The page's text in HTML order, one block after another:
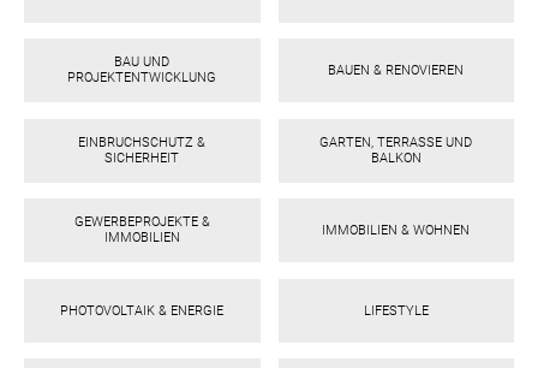
BAU UND
PROJEKTENTWICKLUNG
BAUEN & RENOVIEREN
EINBRUCHSCHUTZ &
SICHERHEIT
GARTEN, TERRASSE UND
BALKON
GEWERBEPROJEKTE &
IMMOBILIEN
IMMOBILIEN & WOHNEN
PHOTOVOLTAIK & ENERGIE LIFESTYLE